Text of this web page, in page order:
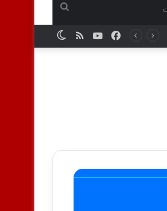
بحث
عن
ملخصيوتيوب
فيسبوك